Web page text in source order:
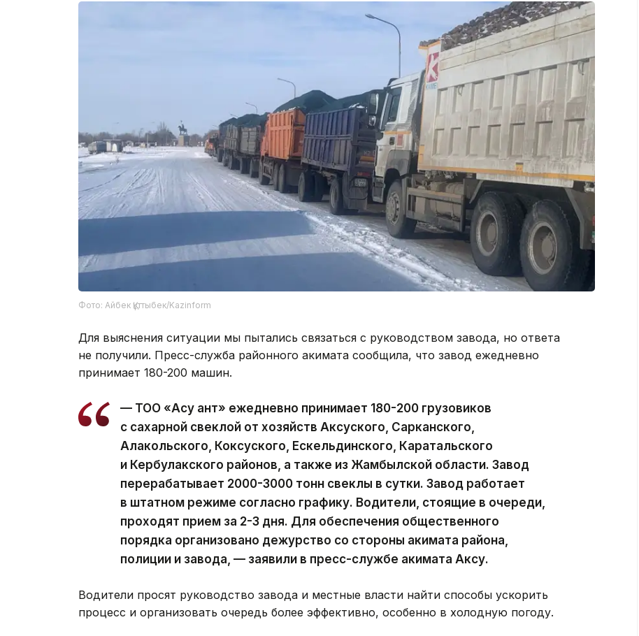
Фото: Айбек Құттыбек/Kazinform
Для выяснения ситуации мы пытались связаться с руководством завода, но ответа
не получили. Пресс-служба районного акимата сообщила, что завод ежедневно
принимает 180-200 машин.
— ТОО «Ақсу қант» ежедневно принимает 180-200 грузовиков
с сахарной свеклой от хозяйств Аксуского, Сарканского,
Алакольского, Коксуского, Ескельдинского, Каратальского
и Кербулакского районов, а также из Жамбылской области. Завод
перерабатывает 2000-3000 тонн свеклы в сутки. Завод работает
в штатном режиме согласно графику. Водители, стоящие в очереди,
проходят прием за 2-3 дня. Для обеспечения общественного
порядка организовано дежурство со стороны акимата района,
полиции и завода, — заявили в пресс-службе акимата Аксу.
Водители просят руководство завода и местные власти найти способы ускорить
процесс и организовать очередь более эффективно, особенно в холодную погоду.